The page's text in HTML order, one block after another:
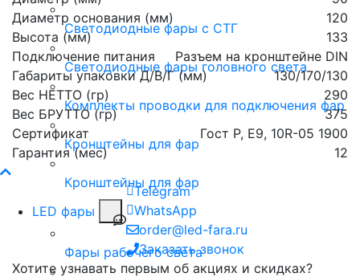
Светодиодные фары с СТГ
Светодиодные фары головного света
Комплекты проводки для подключения фар
Кронштейны для фар
Кронштейны для фар
LED фары
Фары рабочего света
Диаметр основания (мм)
120
Высота (мм)
133
Подключение питания
Разъем на кронштейне DIN
Габариты упаковки Д/В/Г (мм)
130/170/130
Вес НЕТТО (гр)
290
Вес БРУТТО (гр)
375
Сертификат
Гост Р, E9, 10R-05 1900
Гарантия (мес)
12
Telegram
WhatsApp
order@led-fara.ru
Заказать звонок
Хотите узнавать первым об акциях и скидках?